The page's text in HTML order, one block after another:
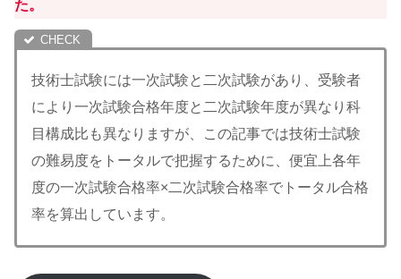
た。
技術士試験には一次試験と二次試験があり、受験者
により一次試験合格年度と二次試験年度が異なり科
目構成比も異なりますが、この記事では技術士試験
の難易度をトータルで把握するために、便宜上各年
度の一次試験合格率×二次試験合格率でトータル合格
率を算出しています。